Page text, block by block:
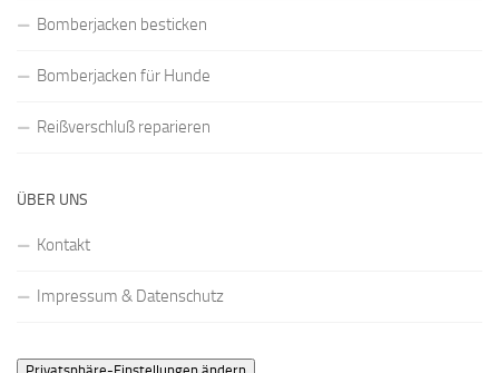
Bomberjacken besticken
Bomberjacken für Hunde
Reißverschluß reparieren
ÜBER UNS
Kontakt
Impressum & Datenschutz